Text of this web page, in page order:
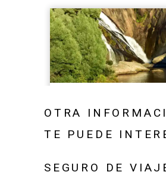
OTRA
TE PUEDE
SEGURO DE